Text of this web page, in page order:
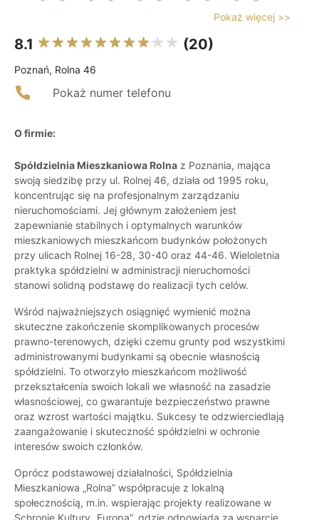
Pokaż więcej >>
8.1 (20)
Poznań, Rolna 46
Pokaż numer telefonu
O firmie:
Spółdzielnia Mieszkaniowa Rolna z Poznania, mająca
swoją siedzibę przy ul. Rolnej 46, działa od 1995 roku,
koncentrując się na profesjonalnym zarządzaniu
nieruchomościami. Jej głównym założeniem jest
zapewnianie stabilnych i optymalnych warunków
mieszkaniowych mieszkańcom budynków położonych
przy ulicach Rolnej 16-28, 30-40 oraz 44-46. Wieloletnia
praktyka spółdzielni w administracji nieruchomości
stanowi solidną podstawę do realizacji tych celów.
Wśród najważniejszych osiągnięć wymienić można
skuteczne zakończenie skomplikowanych procesów
prawno-terenowych, dzięki czemu grunty pod wszystkimi
administrowanymi budynkami są obecnie własnością
spółdzielni. To otworzyło mieszkańcom możliwość
przekształcenia swoich lokali we własność na zasadzie
własnościowej, co gwarantuje bezpieczeństwo prawne
oraz wzrost wartości majątku. Sukcesy te odzwierciedlają
zaangażowanie i skuteczność spółdzielni w ochronie
interesów swoich członków.
Oprócz podstawowej działalności, Spółdzielnia
Mieszkaniowa „Rolna” współpracuje z lokalną
społecznością, m.in. wspierając projekty realizowane w
Schronie Kultury „Europa”, gdzie odpowiada za wsparcie